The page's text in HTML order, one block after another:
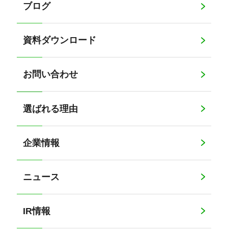
ブログ
資料ダウンロード
お問い合わせ
選ばれる理由
企業情報
ニュース
IR情報